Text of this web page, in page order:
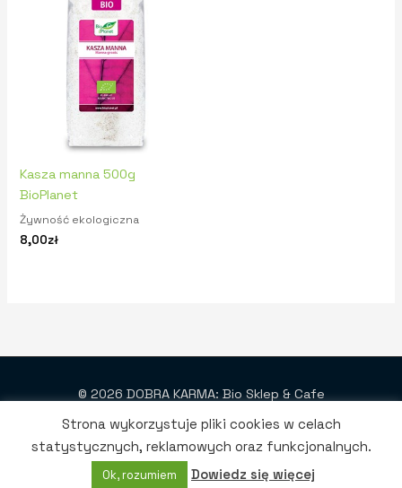
Kasza manna 500g
BioPlanet
Żywność ekologiczna
8,00zł
© 2026 DOBRA KARMA: Bio Sklep & Cafe
Projekt i wykonanie: SmartWeb
Strona wykorzystuje pliki cookies w celach
statystycznych, reklamowych oraz funkcjonalnych.
Ok, rozumiem Dowiedz się więcej